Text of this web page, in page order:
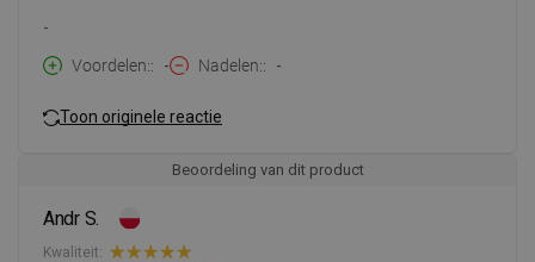
-
Voordelen:
- Nadelen: -
Toon originele reactie
Beoordeling van dit product
Andr S.
Kwaliteit: